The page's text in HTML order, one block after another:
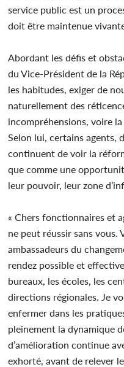
service public est un
doit être maintenue
Abordant les défis et
du Vice-Président de la
les habitudes, exiger de
naturellement des
incompréhensions, voire
Selon lui, certains agents,
continuent de voir la
que comme une
leur pouvoir, leur zone
« Chers fonctionnaires et
ne peut réussir sans vous.
ambassadeurs du
rendez possible et
bureaux, les écoles, les
directions régionales. Je
enfermer dans les
pleinement la dynamique
d’amélioration continue
exhorté, avant de relever